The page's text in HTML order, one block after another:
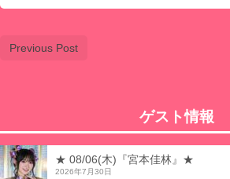
Previous Post
ゲスト情報
★ 08/06(木)『宮本佳林』★
2026年7月30日